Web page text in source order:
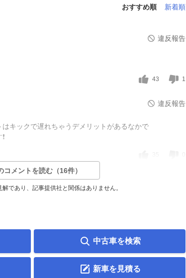
おすすめ順 新着順
違反報告
43 1
違反報告
キックで遅れちゃうデメリットがあるなかで
コメントを読む（16件）
であり、記事提供社と関係はありません。
中古車を検索
新車を見積る